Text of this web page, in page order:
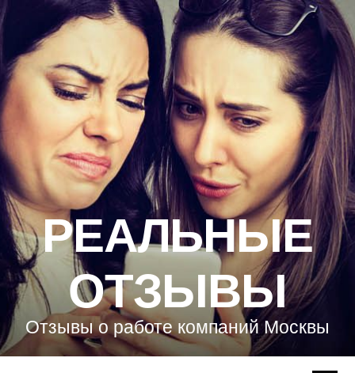
РЕАЛЬНЫЕ
ОТЗЫВЫ
Отзывы о работе компаний Москвы